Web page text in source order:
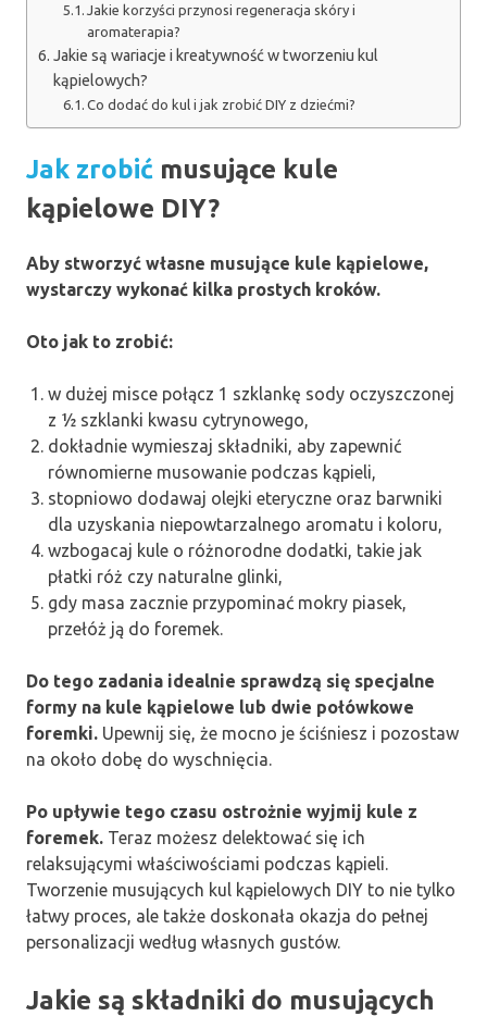
Jakie korzyści przynosi regeneracja skóry i
aromaterapia?
Jakie są wariacje i kreatywność w tworzeniu kul
kąpielowych?
Co dodać do kul i jak zrobić DIY z dziećmi?
Jak zrobić musujące kule
kąpielowe DIY?
Aby stworzyć własne musujące kule kąpielowe,
wystarczy wykonać kilka prostych kroków.
Oto jak to zrobić:
w dużej misce połącz 1 szklankę sody oczyszczonej
z ½ szklanki kwasu cytrynowego,
dokładnie wymieszaj składniki, aby zapewnić
równomierne musowanie podczas kąpieli,
stopniowo dodawaj olejki eteryczne oraz barwniki
dla uzyskania niepowtarzalnego aromatu i koloru,
wzbogacaj kule o różnorodne dodatki, takie jak
płatki róż czy naturalne glinki,
gdy masa zacznie przypominać mokry piasek,
przełóż ją do foremek.
Do tego zadania idealnie sprawdzą się specjalne
formy na kule kąpielowe lub dwie połówkowe
foremki. Upewnij się, że mocno je ściśniesz i pozostaw
na około dobę do wyschnięcia.
Po upływie tego czasu ostrożnie wyjmij kule z
foremek. Teraz możesz delektować się ich
relaksującymi właściwościami podczas kąpieli.
Tworzenie musujących kul kąpielowych DIY to nie tylko
łatwy proces, ale także doskonała okazja do pełnej
personalizacji według własnych gustów.
Jakie są składniki do musujących